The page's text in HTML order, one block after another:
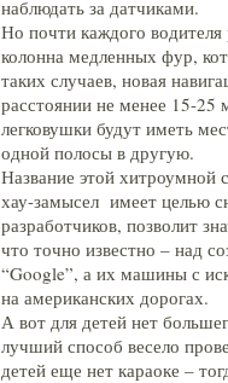
наблюдать за датчиками.
Но почти каждого водителя
колонна медленных фур,
таких случаев, новая
расстоянии не менее 15-25
легковушки будут иметь
одной полосы в другую.
Название этой
хау-замысел имеет целью
разработчиков, позволит
что точно известно – над
“Google”, а их машины с
на американских дорогах.
А вот для детей нет
лучший способ весело
детей еще нет караоке –